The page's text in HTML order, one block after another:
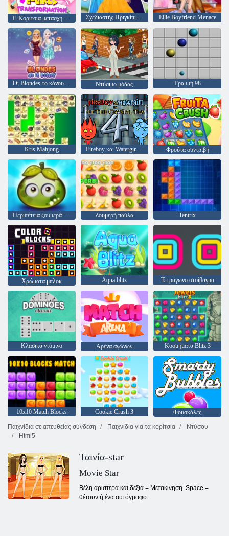
Σχεδιαστής Πριγκίπισσας Ellie Boyfriend Menace
Οι Blondes το κάνουν καλύτερα Ντύσιμο μόδας Γραμμή 98
Kris Mahjong Fireboy και Watergirl 4: Crystal Temple Φρούτα συντριβή
Περιπέτεια ζουμερά μούρα Ζουμερή παύλα Tentrix
Χρώματα μπλοκ Aqua blitz Τετράγωνο στοίβαγμα
Κλασικά ντόμινο Αρένα αγώνων Κοσμήματα Blitz 3
10x10 Match Blocks Cookie Crush 3
Φουσκάλες
Παιχνίδια σε απευθείας σύνδεση
Παιχνίδια για τα κορίτσια
Ντύσου
Html5
Ταινία-star
Movie Star
Βέλη αριστερά και δεξιά = Μετακίνηση. Space =
θέτουν ή ένα αυτόγραφο.